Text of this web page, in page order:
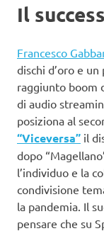
Il
Francesco
dischi d’oro e
raggiunto boom
di audio
posiziona al
“Viceversa” il
dopo
l’individuo e la
condivisione
la pandemia. Il
pensare che su